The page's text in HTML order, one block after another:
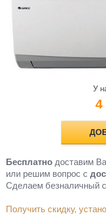
У
4
Бесплатно доставим
или решим вопрос с
Cделаем безналичный
Получить скидку,